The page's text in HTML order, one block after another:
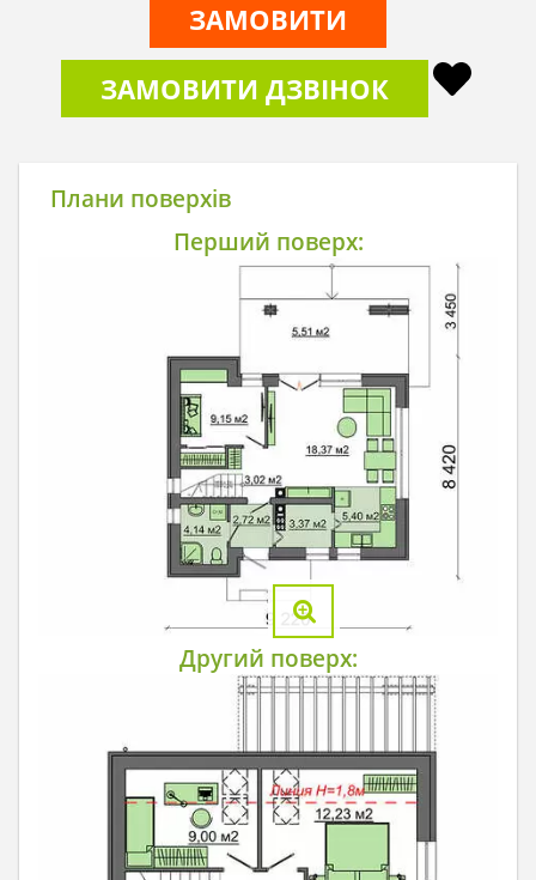
ЗАМОВИТИ
ЗАМОВИТИ ДЗВІНОК
Плани поверхів
Перший поверх:
Другий поверх: